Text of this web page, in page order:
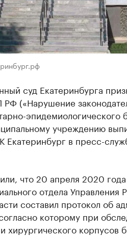
суд Екатеринбурга
(«Нарушение
эпидемиологического
учреждению
Екатеринбург в пресс-
что 20 апреля 2020
отдела Управления
составил протокол об
которому при
хирургического корпусов